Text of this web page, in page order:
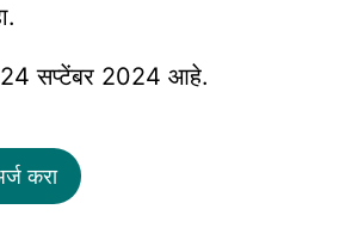
24 सप्टेंबर 2024 आहे.
करा